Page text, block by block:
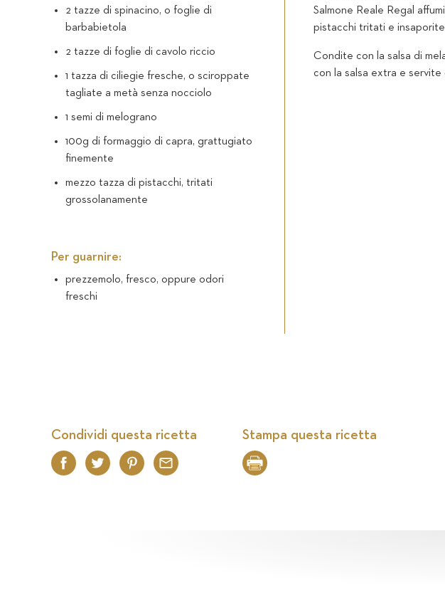
2 tazze di spinacino, o foglie di
barbabietola
2 tazze di foglie di cavolo riccio
1 tazza di ciliegie fresche, o sciroppate
tagliate a metà senza nocciolo
1 semi di melograno
100g di formaggio di capra, grattugiato
finemente
mezzo tazza di pistacchi, tritati
grossolanamente
Per guarnire:
prezzemolo, fresco, oppure odori
freschi
Salmone Reale Regal
pistacchi tritati e
Condite con la salsa di
con la salsa extra e
Condividi questa ricetta
Facebook
TwitterPinterest
Stampa questa ricetta